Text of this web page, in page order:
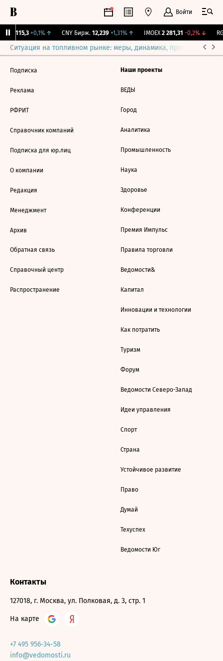
Войти
115,3 +0,1%↑ CNY Бирж. 12,239 +1,31%↑ IMOEX 2 281,31 -0,2%↓
Ситуация на топливном рынке: меры, динамика, прогнозы
Подписка
Реклама
РФРИТ
Справочник компаний
Подписка для юр.лиц
О компании
Редакция
Менеджмент
Архив
Обратная связь
Справочный центр
Распространение
Наши проекты
ВЕДЫ
Город
Аналитика
Промышленность
Наука
Здоровье
Конференции
Премия Импульс
Правила торговли
Ведомости&
Капитал
Инновации и технологии
Как потратить
Туризм
Форум
Ведомости Северо-Запад
Идеи управления
Спорт
Страна
Устойчивое развитие
Право
Думай
Техуспех
Ведомости Юг
Контакты
127018, г. Москва, ул. Полковая, д. 3, стр. 1
На карте
+7 495 956-34-58
info@vedomosti.ru